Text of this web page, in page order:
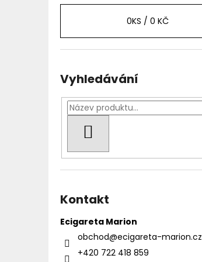
0KS / 0 KČ
Vyhledávání
Kontakt
Ecigareta Marion
obchod@ecigareta-marion.cz
+420 722 418 859